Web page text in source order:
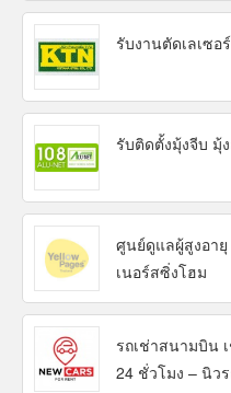
รับงานตัดเลเซอ
รับติดตั้งมุ้งจีบ มุ้
ศูนย์ดูแลผู้สูงอายุ
เนอร์สซิ่งโฮม
รถเช่าสนามบิน
24 ชั่วโมง – นิว